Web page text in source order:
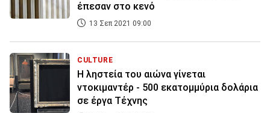
έπεσαν στο κενό
13 Σεπ 2021 09:00
CULTURE
Η ληστεία του αιώνα γίνεται
ντοκιμαντέρ - 500 εκατομμύρια δολάρια
σε έργα Τέχνης